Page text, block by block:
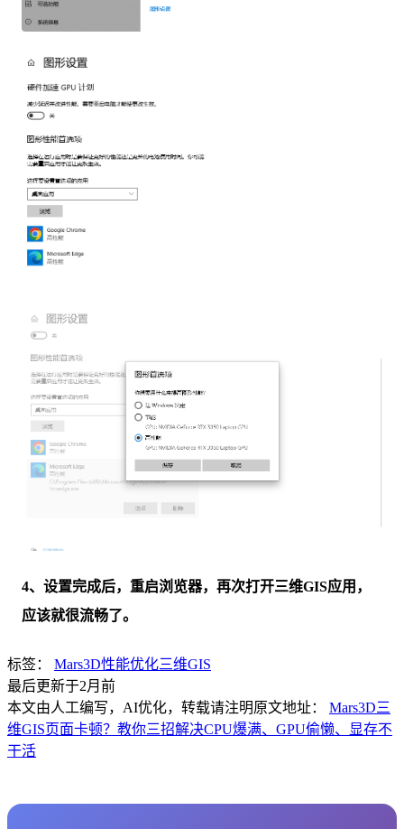
4、设置完成后，重启浏览器，再次打开三维GIS应用，
应该就很流畅了。
标签： Mars3D性能优化三维GIS
最后更新于2月前
本文由人工编写，AI优化，转载请注明原文地址： Mars3D三
维GIS页面卡顿？教你三招解决CPU爆满、GPU偷懒、显存不
干活